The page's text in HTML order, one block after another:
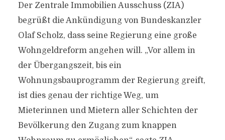
Der Zentrale Immobilien Ausschuss (ZIA)
begrüßt die Ankündigung von Bundeskanzler
Olaf Scholz, dass seine Regierung eine große
Wohngeldreform angehen will. „Vor allem in
der Übergangszeit, bis ein
Wohnungsbauprogramm der Regierung greift,
ist dies genau der richtige Weg, um
Mieterinnen und Mietern aller Schichten der
Bevölkerung den Zugang zum knappen